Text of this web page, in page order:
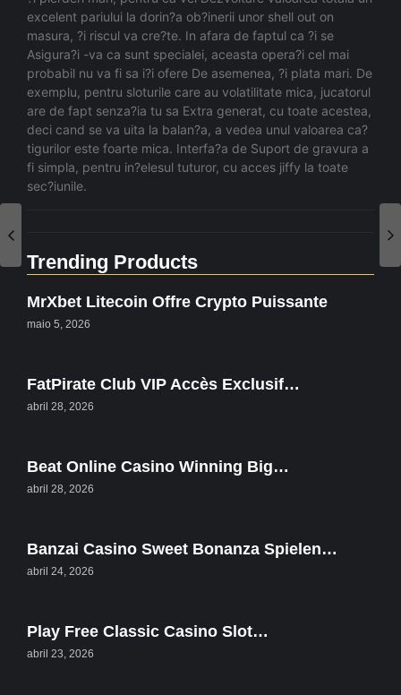
excelent pariului la dorin?a ob?inerii unor shell out on
masura, ?i riscul va cre?te. In afara de faptul ca ?i se
Asigura?i -va ca sunt specialei, aceasta opera?i cel mai
probabil nu va fi sa i?i ofere De asemenea, ?i plata mari. De
exemplu, pentru sloturile care au volatilitate mica, jucatorul
are de fapt senza?ia tu sa Extra generat, cu toate acestea,
deci cand se va uita la balan?a, a vedea unul valoarea ca?
tigurilor este foarte mica. Interfa?a de Suport de gravura a
fi simpla, pentru in?elesul tuturor, cu acces jiffy la toate
sec?iunile.
Trending Products
MrXbet Litecoin Offre Crypto Puissante
maio 5, 2026
FatPirate Club VIP Accès Exclusif…
abril 28, 2026
Beat Online Casino Winning Big…
abril 28, 2026
Banzai Casino Sweet Bonanza Spielen…
abril 24, 2026
Play Free Classic Casino Slot…
abril 23, 2026